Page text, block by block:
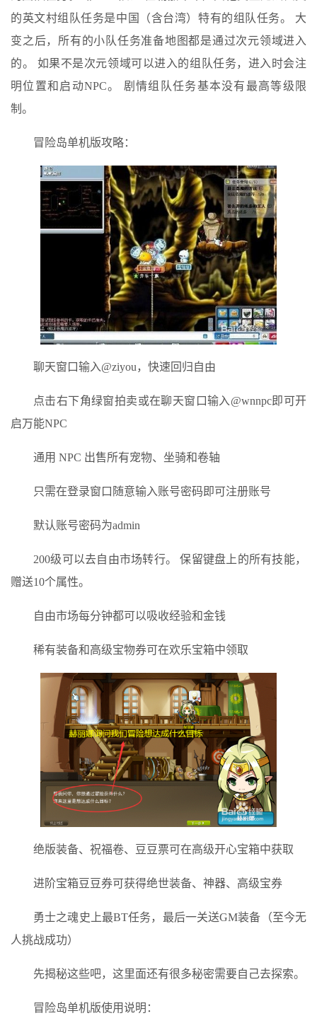
的英文村组队任务是中国（含台湾）特有的组队任务。 大
变之后，所有的小队任务准备地图都是通过次元领域进入
的。 如果不是次元领域可以进入的组队任务，进入时会注
明位置和启动NPC。 剧情组队任务基本没有最高等级限
制。
冒险岛单机版攻略：
聊天窗口输入@ziyou，快速回归自由
点击右下角绿窗拍卖或在聊天窗口输入@wnnpc即可开
启万能NPC
通用 NPC 出售所有宠物、坐骑和卷轴
只需在登录窗口随意输入账号密码即可注册账号
默认账号密码为admin
200级可以去自由市场转行。 保留键盘上的所有技能，
赠送10个属性。
自由市场每分钟都可以吸收经验和金钱
稀有装备和高级宝物券可在欢乐宝箱中领取
绝版装备、祝福卷、豆豆票可在高级开心宝箱中获取
进阶宝箱豆豆券可获得绝世装备、神器、高级宝券
勇士之魂史上最BT任务，最后一关送GM装备（至今无
人挑战成功）
先揭秘这些吧，这里面还有很多秘密需要自己去探索。
冒险岛单机版使用说明：